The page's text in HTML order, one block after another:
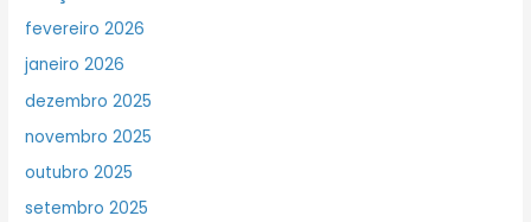
fevereiro 2026
janeiro 2026
dezembro 2025
novembro 2025
outubro 2025
setembro 2025